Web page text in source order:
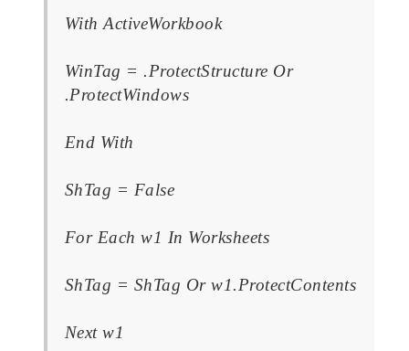
With ActiveWorkbook
WinTag = .ProtectStructure Or
.ProtectWindows
End With
ShTag = False
For Each w1 In Worksheets
ShTag = ShTag Or w1.ProtectContents
Next w1